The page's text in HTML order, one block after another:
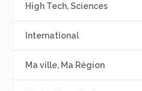
High Tech, Sciences
International
Ma ville, Ma Région